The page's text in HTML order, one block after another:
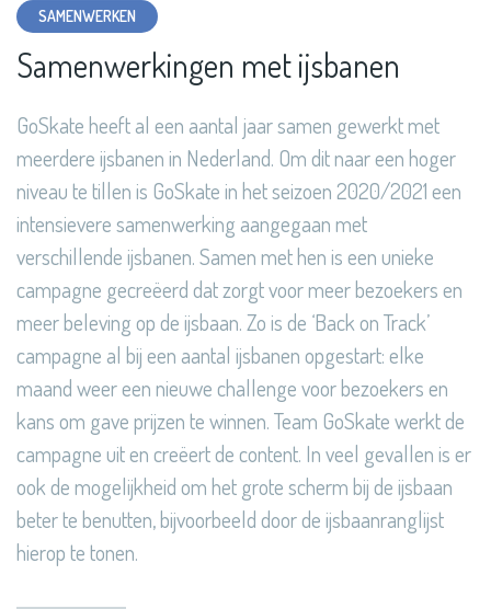
SAMENWERKEN
Samenwerkingen met ijsbanen
GoSkate heeft al een aantal jaar samen gewerkt met
meerdere ijsbanen in Nederland. Om dit naar een hoger
niveau te tillen is GoSkate in het seizoen 2020/2021 een
intensievere samenwerking aangegaan met
verschillende ijsbanen. Samen met hen is een unieke
campagne gecreëerd dat zorgt voor meer bezoekers en
meer beleving op de ijsbaan. Zo is de ‘Back on Track’
campagne al bij een aantal ijsbanen opgestart: elke
maand weer een nieuwe challenge voor bezoekers en
kans om gave prijzen te winnen. Team GoSkate werkt de
campagne uit en creëert de content. In veel gevallen is er
ook de mogelijkheid om het grote scherm bij de ijsbaan
beter te benutten, bijvoorbeeld door de ijsbaanranglijst
hierop te tonen.